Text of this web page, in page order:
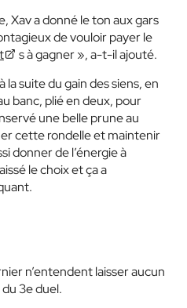
Xav a donné le ton aux gars
de vouloir payer le
s à gagner », a-t-il ajouté.
suite du gain des siens, en
banc, plié en deux, pour
une belle prune au
cette rondelle et maintenir
donner de l’énergie à
le choix et ça a
n’entendent laisser aucun
3e duel.